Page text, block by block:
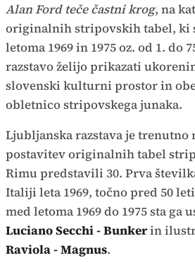
Alan Ford teče častni krog, na
originalnih stripovskih tabel, ki
letoma 1969 in 1975 oz. od 1. do
razstavo želijo prikazati
slovenski kulturni prostor in
obletnico stripovskega junaka.
Ljubljanska razstava je trenutno
postavitev originalnih tabel
Rimu predstavili 30. Prva
Italiji leta 1969, točno pred 50
med letoma 1969 do 1975 sta ga
Luciano Secchi - Bunkerin
Raviola - Magnus.